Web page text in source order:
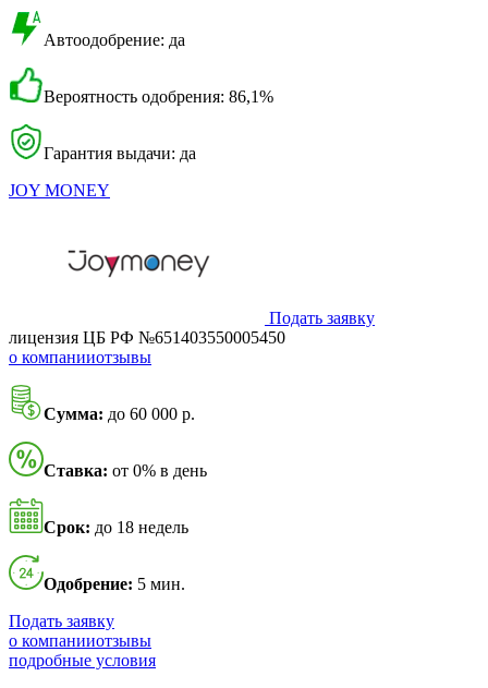
Автоодобрение: да
Вероятность одобрения: 86,1%
Гарантия выдачи: да
JOY MONEY
Подать заявку
лицензия ЦБ РФ №651403550005450
о компанииотзывы
Сумма: до 60 000 р.
Ставка: от 0% в день
Срок: до 18 недель
Одобрение: 5 мин.
Подать заявку
о компанииотзывы
подробные условия